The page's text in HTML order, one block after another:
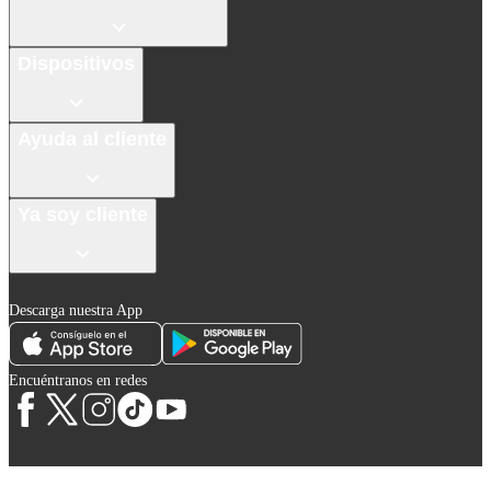
Descarga nuestra App
Encuéntranos en redes